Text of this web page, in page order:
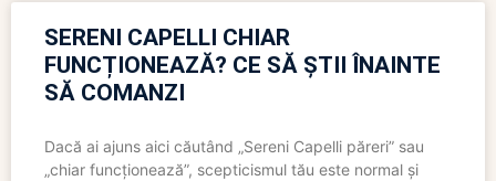
SERENI CAPELLI CHIAR
FUNCȚIONEAZĂ? CE SĂ ȘTII ÎNAINTE
SĂ COMANZI
Dacă ai ajuns aici căutând „Sereni Capelli păreri” sau
„chiar funcționează”, scepticismul tău este normal și